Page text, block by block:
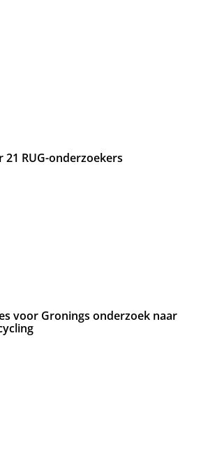
RUG-onderzoekers
voor Gronings onderzoek naar